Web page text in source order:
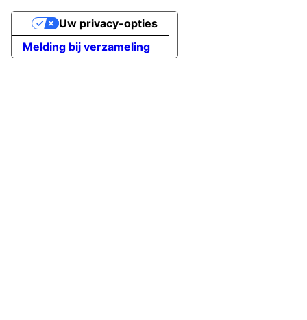
Melding bij verzameling
Uw privacy-opties